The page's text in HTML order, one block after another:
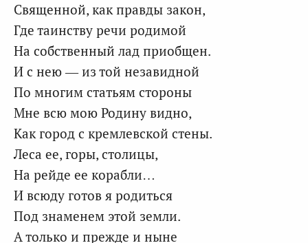
Священной, как правды закон,
Где таинству речи родимой
На собственный лад приобщен.
И с нею — из той незавидной
По многим статьям стороны
Мне всю мою Родину видно,
Как город с кремлевской стены.
Леса ее, горы, столицы,
На рейде ее корабли…
И всюду готов я родиться
Под знаменем этой земли.
А только и прежде и ныне